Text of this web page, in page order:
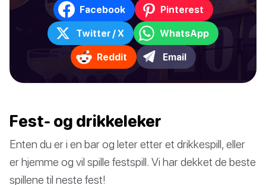
Facebook Pinterest
Twitter / X WhatsApp
Reddit Email
Fest- og drikkeleker
Enten du er i en bar og leter etter et drikkespill, eller
er hjemme og vil spille festspill. Vi har dekket de beste
spillene til neste fest!